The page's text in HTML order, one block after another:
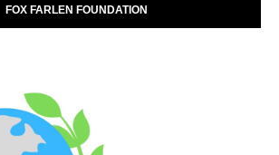
FOX FARLEN FOUNDATION